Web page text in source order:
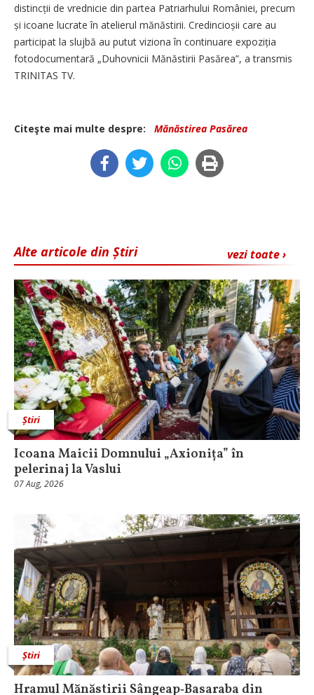
distincții de vrednicie din partea Patriarhului României, precum
și icoane lucrate în atelierul mănăstirii. Cre­dincioșii care au
participat la slujbă au putut viziona în continuare expoziția
fotodocumentară „Duhovnicii Mănăstirii Pasărea”, a transmis
TRINITAS TV.
Citeşte mai multe despre: Mănăstirea Pasărea
vezi toate ›
Alte articole din Știri
Știri
Icoana Maicii Domnului „Axionița” în
pelerinaj la Vaslui
07 Aug, 2026
Știri
Hramul Mănăstirii Sângeap‑Basaraba din